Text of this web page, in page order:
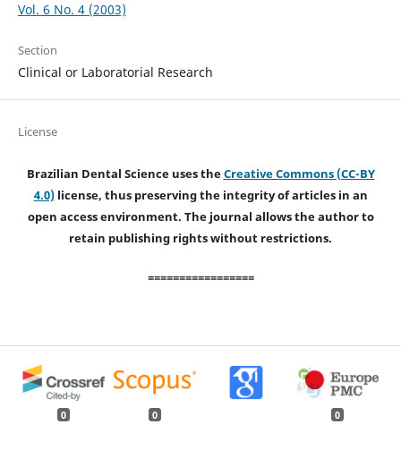
Vol. 6 No. 4 (2003)
Section
Clinical or Laboratorial Research
License
Brazilian Dental Science uses theCreative Commons (CC-BY
4.0)license, thus preserving the integrity of articles in an
open access environment. The journal allows the author to
retain publishing rights without restrictions.
=================
0 0 0